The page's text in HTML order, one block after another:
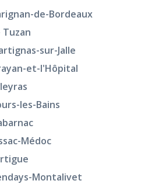
de-Bordeaux
Tuzan
sur-Jalle
et-l'Hôpital
les-Bains
Médoc
Montalivet